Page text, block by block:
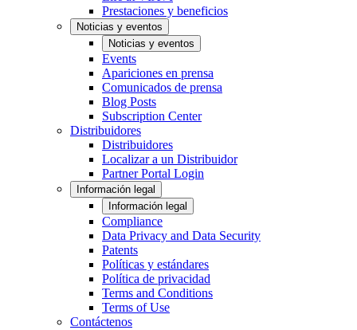
Prestaciones y beneficios
Noticias y eventos
Noticias y eventos
Events
Apariciones en prensa
Comunicados de prensa
Blog Posts
Subscription Center
Distribuidores
Distribuidores
Localizar a un Distribuidor
Partner Portal Login
Información legal
Información legal
Compliance
Data Privacy and Data Security
Patents
Políticas y estándares
Política de privacidad
Terms and Conditions
Terms of Use
Contáctenos